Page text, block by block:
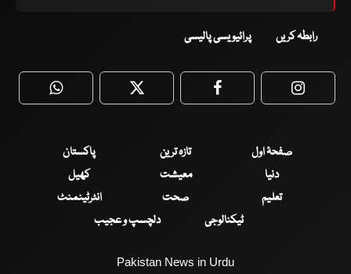
رابطہ کریں پرائیویسی پالیسی
WhatsApp Twitter Facebook
صفحۂ اول تازہ ترین
پاکستان
دنیا
معیشت
کھیل
تعلیم
صحت
انٹرٹینمنٹ
ٹیکنالوجی
دلچسپ و عجیب
Pakistan News in Urdu